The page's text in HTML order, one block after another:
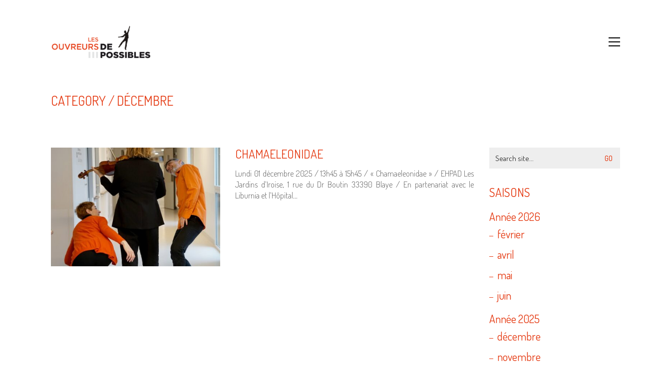
CATEGORY / DÉCEMBRE
CHAMAELEONIDAE
Lundi 01 décembre 2025 / 13h45 à 15h45 / « Chamaeleonidae » / EHPAD Les
Jardins d’Iroise, 1 rue du Dr Boutin 33390 Blaye / En partenariat avec le
Liburnia et l’Hôpital…
for:
SAISONS
Année 2026
février
avril
mai
juin
Année 2025
décembre
novembre